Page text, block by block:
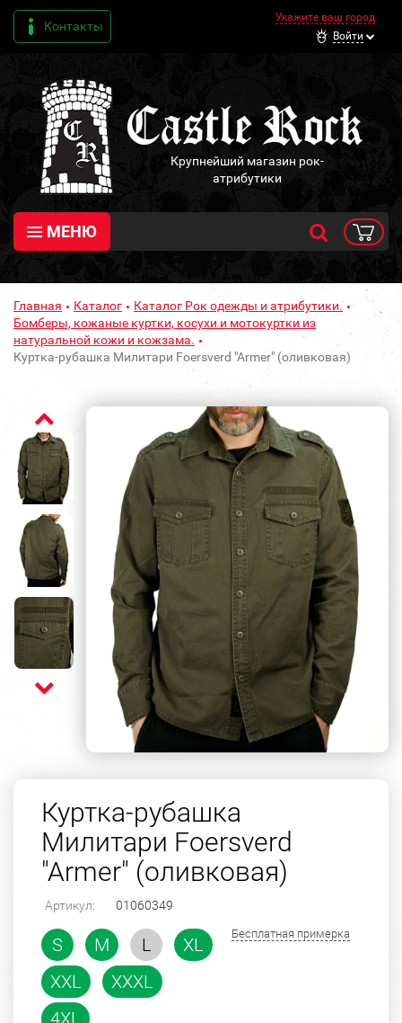
Контакты
Укажите ваш город
Войти
Крупнейший магазин рок-
атрибутики
МЕНЮ
Главная Каталог
Каталог Рок одежды и атрибутики.
Бомберы, кожаные куртки, косухи и мотокуртки из
натуральной кожи и кожзама.
Куртка-рубашка Милитари Foersverd "Armer" (оливковая)
Куртка-рубашка
Милитари Foersverd
"Armer" (оливковая)
Артикул: 01060349
S M L
XL
XXL
XXXL
4XL
Бесплатная примерка